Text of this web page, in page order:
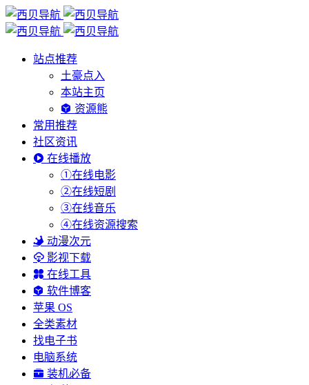
站点推荐
土豪点入
本站主页
资源熊
常用推荐
社区资讯
在线播放
①在线电影
②在线短剧
③在线音乐
④在线资源搜索
动漫次元
影视下载
在线工具
软件博客
苹果 OS
全类素材
找电子书
电脑系统
装机必备